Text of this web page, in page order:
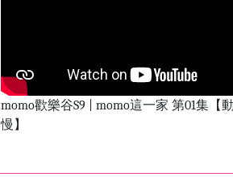
momo歡樂谷S9 | momo這一家 第01集【
慢】